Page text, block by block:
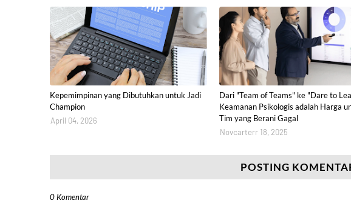
Kepemimpinan yang Dibutuhkan untuk Jadi
Champion
April 04, 2026
Dari "Team of Teams" ke "Dare to
Keamanan Psikologis adalah Harga
Tim yang Berani Gagal
Novcarterr 18, 2025
POSTING
0 Komentar